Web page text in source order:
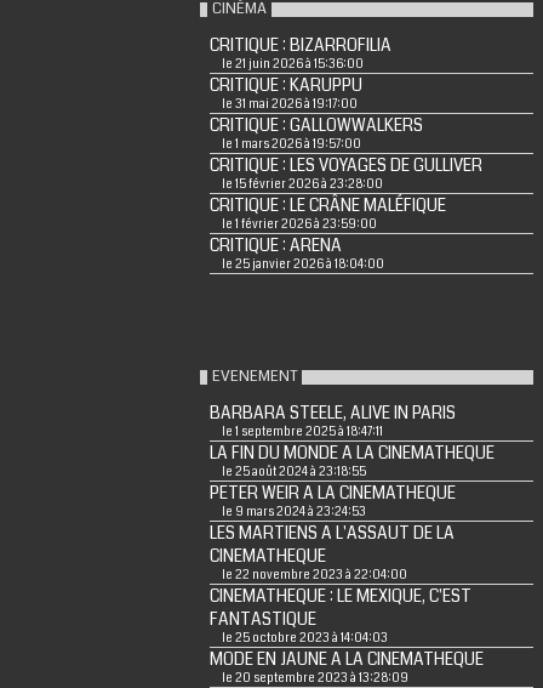
CINÉMA
CRITIQUE : BIZARROFILIA
le 21 juin 2026 à 15:36:00
CRITIQUE : KARUPPU
le 31 mai 2026 à 19:17:00
CRITIQUE : GALLOWWALKERS
le 1 mars 2026 à 19:57:00
CRITIQUE : LES VOYAGES DE GULLIVER
le 15 février 2026 à 23:28:00
CRITIQUE : LE CRÂNE MALÉFIQUE
le 1 février 2026 à 23:59:00
CRITIQUE : ARENA
le 25 janvier 2026 à 18:04:00
EVENEMENT
BARBARA STEELE, ALIVE IN PARIS
le 1 septembre 2025 à 18:47:11
LA FIN DU MONDE A LA CINEMATHEQUE
le 25 août 2024 à 23:18:55
PETER WEIR A LA CINEMATHEQUE
le 9 mars 2024 à 23:24:53
LES MARTIENS A L'ASSAUT DE LA
CINEMATHEQUE
le 22 novembre 2023 à 22:04:00
CINEMATHEQUE : LE MEXIQUE, C'EST
FANTASTIQUE
le 25 octobre 2023 à 14:04:03
MODE EN JAUNE A LA CINEMATHEQUE
le 20 septembre 2023 à 13:28:09